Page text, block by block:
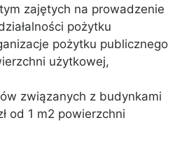
zajętych na prowadzenie
pożytku
pożytku publicznego
użytkowej,
związanych z budynkami
od 1 m2 powierzchni